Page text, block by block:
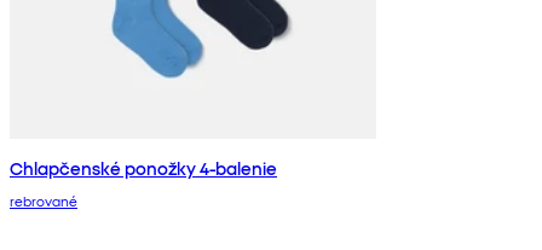
Chlapčenské ponožky 4-balenie
rebrované